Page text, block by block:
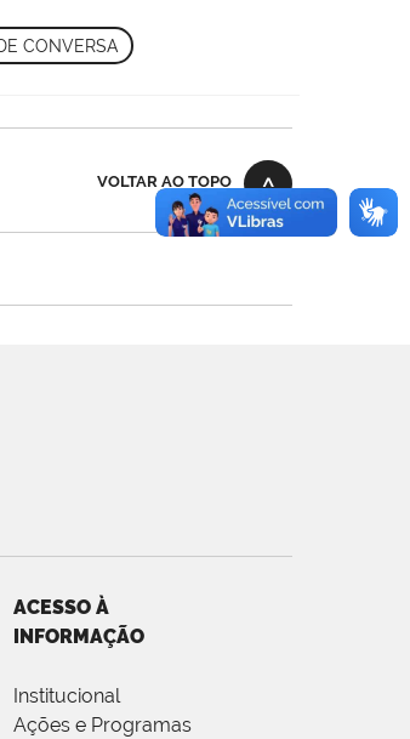
CONVERSA
VOLTAR AO TOPO
ACESSO À
INFORMAÇÃO
Institucional
Ações e Programas